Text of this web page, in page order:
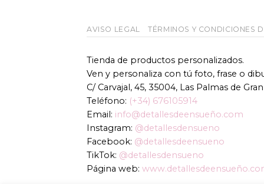
AVISO LEGAL TÉRMINOS Y CONDICIONES
Tienda de productos personalizados.
Ven y personaliza con tú foto, frase o
C/ Carvajal, 45, 35004, Las Palmas de
Teléfono: (+34) 676105914
Email: info@detallesdeensueño.com
Instagram: @detallesdensueno
Facebook: @detallesdeensueno
TikTok: @detallesdensueno
Página web: